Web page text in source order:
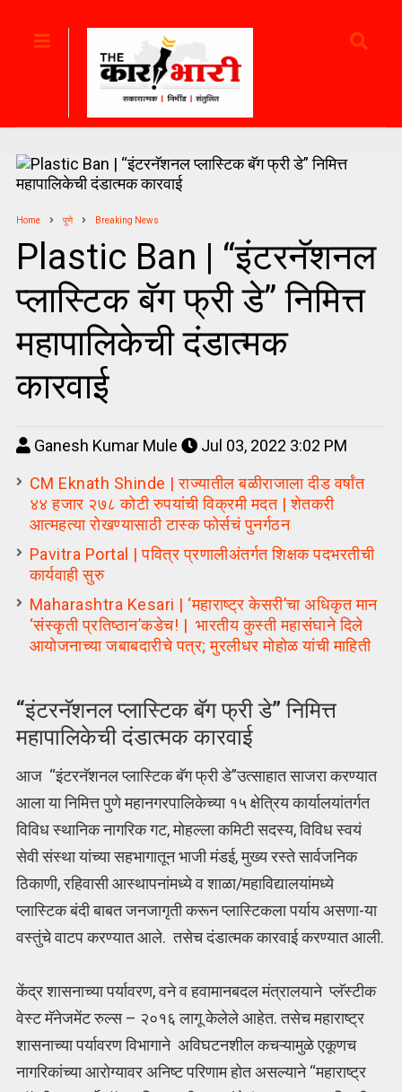
Home पुणे Breaking News
Plastic Ban | “इंटरनॅशनल
प्लास्टिक बॅग फ्री डे” निमित्त
महापालिकेची दंडात्मक
कारवाई
Ganesh Kumar Mule
Jul 03, 2022 3:02 PM
CM Eknath Shinde | राज्यातील बळीराजाला दीड वर्षांत
४४ हजार २७८ कोटी रुपयांची विक्रमी मदत | शेतकरी
आत्महत्या रोखण्यासाठी टास्क फोर्सचं पुनर्गठन
Pavitra Portal | पवित्र प्रणालीअंतर्गत शिक्षक पदभरतीची
कार्यवाही सुरु
Maharashtra Kesari | ‘महाराष्ट्र केसरी’चा अधिकृत मान
‘संस्कृती प्रतिष्ठान’कडेच! | भारतीय कुस्ती महासंघाने दिले
आयोजनाच्या जबाबदारीचे पत्र; मुरलीधर मोहोळ यांची माहिती
“इंटरनॅशनल प्लास्टिक बॅग फ्री डे” निमित्त
महापालिकेची दंडात्मक कारवाई
आज “इंटरनॅशनल प्लास्टिक बॅग फ्री डे”उत्साहात साजरा करण्यात
आला या निमित्त पुणे महानगरपालिकेच्या १५ क्षेत्रिय कार्यालयांतर्गत
विविध स्थानिक नागरिक गट, मोहल्ला कमिटी सदस्य, विविध स्वयं
सेवी संस्था यांच्या सहभागातून भाजी मंडई, मुख्य रस्ते सार्वजनिक
ठिकाणी, रहिवासी आस्थापनांमध्ये व शाळा/महाविद्यालयांमध्ये
प्लास्टिक बंदी बाबत जनजागृती करून प्लास्टिकला पर्याय असणा-या
वस्तुंचे वाटप करण्यात आले. तसेच दंडात्मक कारवाई करण्यात आली.
केंद्र शासनाच्या पर्यावरण, वने व हवामानबदल मंत्रालयाने प्लॅस्टीक
वेस्ट मॅनेजमेंट रुल्स – २०१६ लागू केलेले आहेत. तसेच महाराष्ट्र
शासनाच्या पर्यावरण विभागाने अविघटनशील कचऱ्यामुळे एकूणच
नागरिकांच्या आरोग्यावर अनिष्ट परिणाम होत असल्याने “महाराष्ट्र